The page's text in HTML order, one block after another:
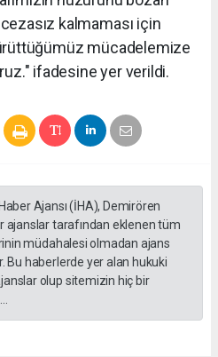
kalmaması için
mücadelemize
ifadesine yer verildi.
Ajansı (İHA), Demirören
ajanslar tarafından eklenen tüm
müdahalesi olmadan ajans
Bu haberlerde yer alan hukuki
olup sitemizin hiç bir